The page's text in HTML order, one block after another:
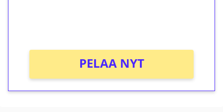
PELAA NYT